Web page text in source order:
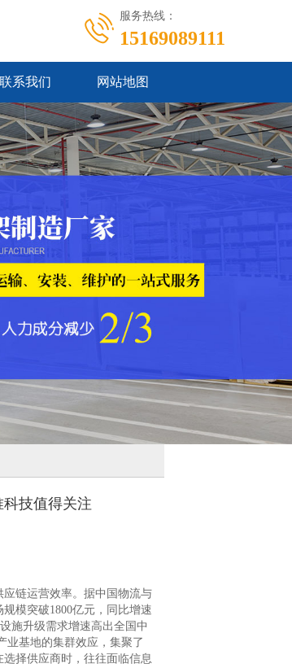
服务热线：
15169089111
联系我们 网站地图
技值得关注
链运营效率。据中国物流与
模突破1800亿元，同比增速
施升级需求增速高出全国中
业基地的集群效应，集聚了
择供应商时，往往面临信息